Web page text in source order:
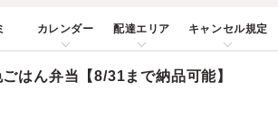
カレンダー 配達エリア キャンセル規定
はん弁当【8/31まで納品可能】